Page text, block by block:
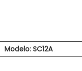
Modelo: SC12A